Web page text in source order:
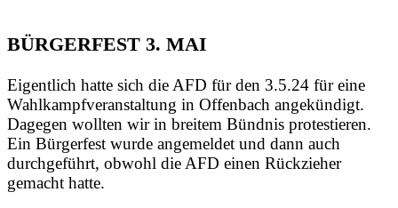
BÜRGERFEST 3. MAI
Eigentlich hatte sich die AFD für den 3.5.24 für eine
Wahlkampfveranstaltung in Offenbach angekündigt.
Dagegen wollten wir in breitem Bündnis protestieren.
Ein Bürgerfest wurde angemeldet und dann auch
durchgeführt, obwohl die AFD einen Rückzieher
gemacht hatte.